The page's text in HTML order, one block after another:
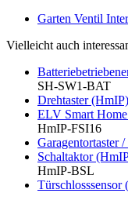
Garten Ventil
Vielleicht auch
SH-SW1-BAT
Drehtaster
ELV Smart Home
HmIP-FSI16
Garagentortaster
Schaltaktor
HmIP-BSL